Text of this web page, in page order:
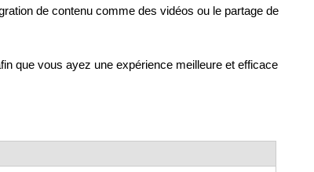
de contenu comme des vidéos ou le partage de
que vous ayez une expérience meilleure et efficace